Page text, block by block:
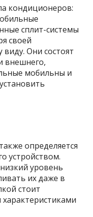
кондиционеров:
сплит-системы
своей
Они состоят
внешнего,
мобильны и
определяется
устройством.
уровень
их даже в
стоит